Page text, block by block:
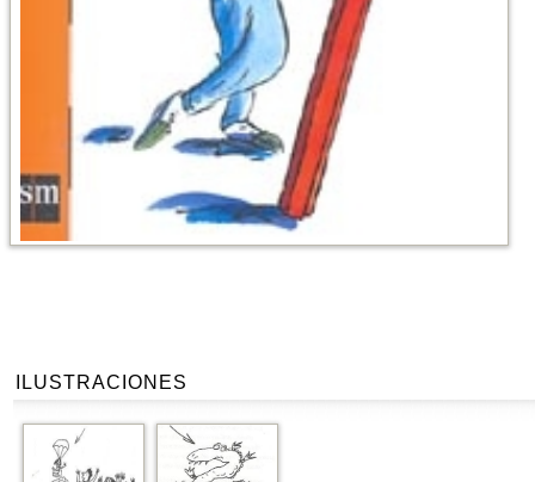
ILUSTRACIONES